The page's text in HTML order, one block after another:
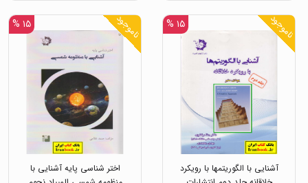
ناموجود ۱۵ %
آشنایی با الگوریتمها با رویکرد
ناموجود ۱۵ %
اختر شناسی پایه آشنایی با